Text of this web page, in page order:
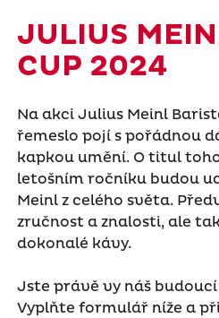
Na akci Julius Meinl
řemeslo pojí s pořádnou
kapkou umění. O titul
letošním ročníku budou
Meinl z celého světa.
zručnost a znalosti, ale
dokonalé kávy.
Jste právě vy náš
Vyplňte formulář níže a
JULIUS
CUP 2024